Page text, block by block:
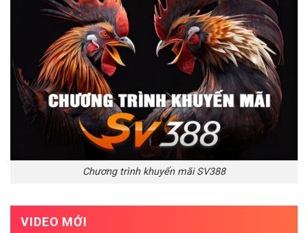
Chương trình khuyến mãi SV388
VIDEO MỚI